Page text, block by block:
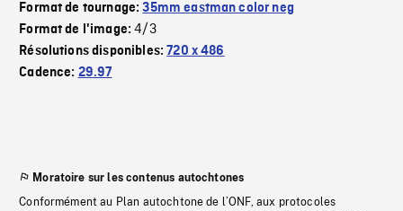
Format de tournage:35mm eastman color neg
Format de l'image:4/3
Résolutions disponibles:720 x 486
Cadence: 29.97
Moratoire sur les contenus autochtones
Conformément au Plan autochtone de l’ONF, aux protocoles